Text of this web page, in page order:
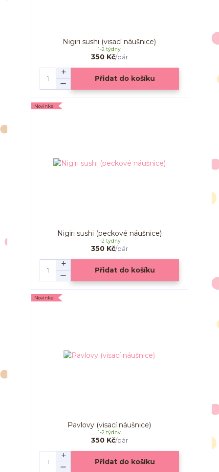
Nigiri sushi (visací náušnice)
350 Kč/pár
1-2 týdny
Přidat do košíku
Novinka
Nigiri sushi (peckové náušnice)
350 Kč/pár
1-2 týdny
Přidat do košíku
Novinka
Pavlovy (visací náušnice)
350 Kč/pár
1-2 týdny
Přidat do košíku